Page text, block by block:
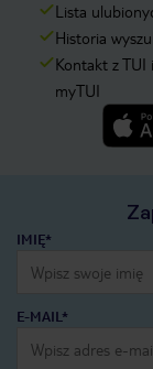
Lista
Historia
Kontakt z TUI
myTUI
IMIĘ*
E-MAIL*